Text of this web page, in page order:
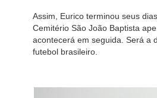
Assim, Eurico terminou seus
Cemitério São João Baptista
acontecerá em seguida. Será a
futebol brasileiro.